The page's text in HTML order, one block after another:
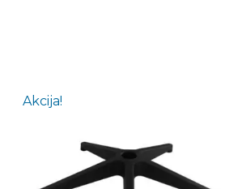
Akcija!